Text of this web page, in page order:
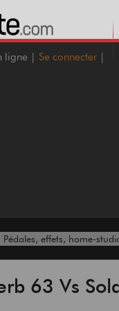
ligne | Se connecter |
Pédales, effets, home-
63 Vs